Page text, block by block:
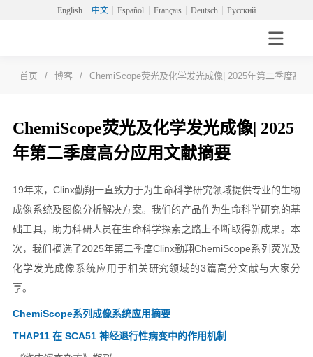
English 中文 Español Français Deutsch Русский
首页 / 博客 / ChemiScope荧光及化学发光成像| 2025年第二季度高
ChemiScope荧光及化学发光成像| 2025
年第二季度高分应用文献摘要